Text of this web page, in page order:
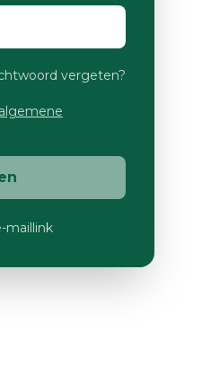
vergeten?
algemene
maillink